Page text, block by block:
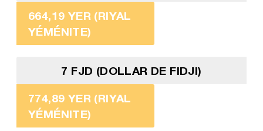
664,19 YER (RIYAL
YÉMÉNITE)
7 FJD (DOLLAR DE FIDJI)
774,89 YER (RIYAL
YÉMÉNITE)